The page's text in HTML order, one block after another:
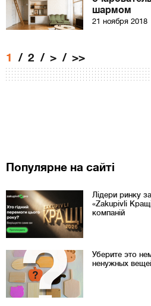
шармом
21 ноября 2018
1 2 > >>
Популярне на сайті
Лідери ринку
«Zakupivli
компаній
Уберите это
ненужных